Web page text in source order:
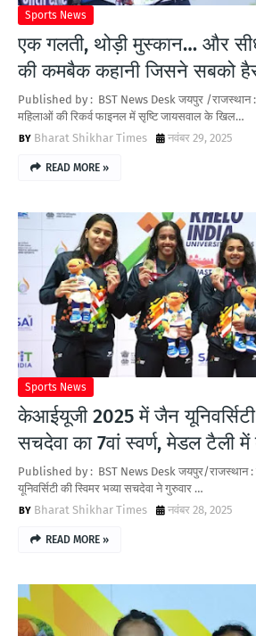
Sports News
एक गलती, थोड़ी मुस्कान… और
की कमबैक कहानी जिसने सबको
Published by : BST News Desk जयपुर /राजस्थान :
महिलाओं की रिकर्व फाइनल में सृष्टि जायसवाल के खिल…
Bharat Shikhar Times
नवंबर 29, 2025
READ MORE »
Sports News
केआईयूजी 2025 में जैन
सचदेवा का 7वां स्वर्ण, मेडल टैली में
Published by : BST News Desk जयपुर/राजस्थान :
यूनिवर्सिटी की स्विमर भव्या सचदेवा ने गुरुवार …
Bharat Shikhar Times
नवंबर 28, 2025
READ MORE »